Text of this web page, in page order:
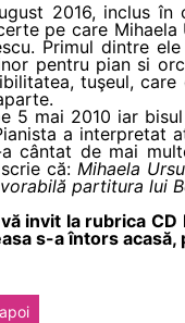
2016, inclus în
pe care
Primul dintre
pentru pian si
tuşeul,
5 mai 2010 iar
a
cântat de mai
scrie că: Mihaela
partitura lui
invit la rubrica
s-a întors